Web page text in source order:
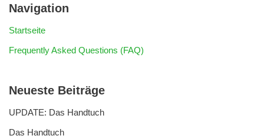
Navigation
Startseite
Frequently Asked Questions (FAQ)
Neueste Beiträge
UPDATE: Das Handtuch
Das Handtuch